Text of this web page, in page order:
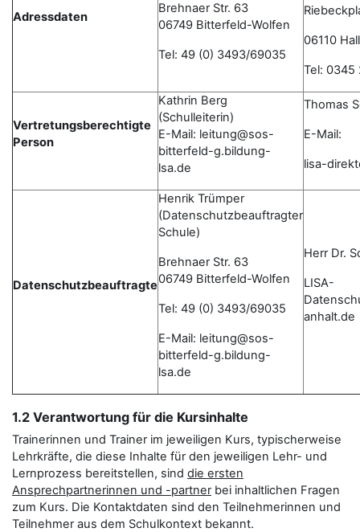
Adressdaten
Brehnaer Str. 63
06749 Bitterfeld-Wolfen
Tel: 49 (0) 3493/69035
06110
Tel:
Vertretungsberechtigte
Person
Kathrin Berg
(Schulleiterin)
E-Mail: leitung@sos-
bitterfeld-g.bildung-
lsa.de
Thomas
E-Mail:
lisa-
Datenschutzbeauftragte
Henrik Trümper
(Datenschutzbeauftragter
Schule)
Brehnaer Str. 63
06749 Bitterfeld-Wolfen
Tel: 49 (0) 3493/69035
E-Mail: leitung@sos-
bitterfeld-g.bildung-
lsa.de
Herr Dr.
LISA-
anhalt.de
1.2 Verantwortung für die Kursinhalte
Trainerinnen und Trainer im jeweiligen Kurs, typischerweise
Lehrkräfte, die diese Inhalte für den jeweiligen Lehr- und
Lernprozess bereitstellen, sind die ersten
Ansprechpartnerinnen und -partnerbei inhaltlichen Fragen
zum Kurs. Die Kontaktdaten sind den Teilnehmerinnen und
Teilnehmer aus dem Schulkontext bekannt.